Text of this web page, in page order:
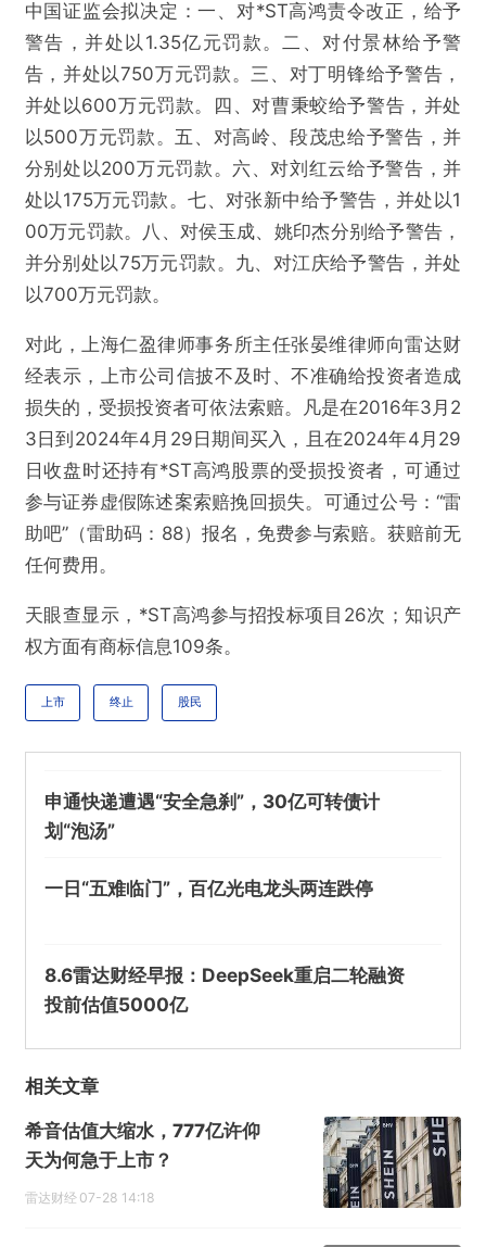
@雷达财经
*ST高鸿收到终止上市事先告知书，此前预处罚
欺诈
不实信息 违法犯罪 其他
提交
中国证监会拟决定：一、对*ST高鸿责令改正，给予
警告，并处以1.35亿元罚款。二、对付景林给予警
告，并处以750万元罚款。三、对丁明锋给予警告，
并处以600万元罚款。四、对曹秉蛟给予警告，并处
以500万元罚款。五、对高岭、段茂忠给予警告，并
分别处以200万元罚款。六、对刘红云给予警告，并
处以175万元罚款。七、对张新中给予警告，并处以1
00万元罚款。八、对侯玉成、姚印杰分别给予警告，
并分别处以75万元罚款。九、对江庆给予警告，并处
以700万元罚款。
对此，上海仁盈律师事务所主任张晏维律师向雷达财
经表示，上市公司信披不及时、不准确给投资者造成
损失的，受损投资者可依法索赔。凡是在2016年3月2
3日到2024年4月29日期间买入，且在2024年4月29
日收盘时还持有*ST高鸿股票的受损投资者，可通过
参与证券虚假陈述案索赔挽回损失。可通过公号：“雷
助吧”（雷助码：88）报名，免费参与索赔。获赔前无
任何费用。
天眼查显示，*ST高鸿参与招投标项目26次；知识产
权方面有商标信息109条。
上市 终止 股民
申通快递遭遇“安全急刹”，30亿可转债计
划“泡汤”
一日“五难临门”，百亿光电龙头两连跌停
8.6雷达财经早报：DeepSeek重启二轮融资
投前估值5000亿
相关文章
希音估值大缩水，777亿许仰
天为何急于上市？
雷达财经 07-28 14:18